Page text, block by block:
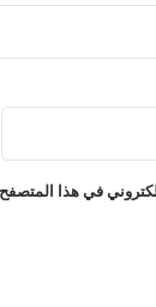
في هذا